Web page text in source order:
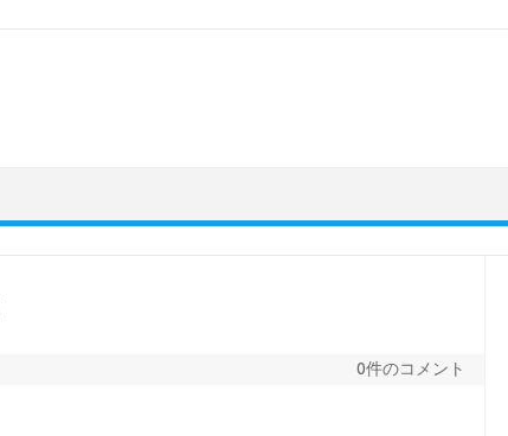
0件のコメント